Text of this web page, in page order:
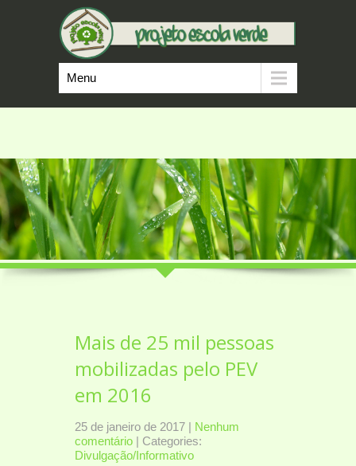
Menu
Mais de 25 mil pessoas
mobilizadas pelo PEV
em 2016
25 de janeiro de 2017 | Nenhum
comentário | Categories:
Divulgação/Informativo